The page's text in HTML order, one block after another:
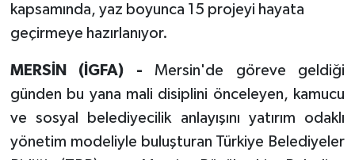
kapsamında, yaz boyunca 15 projeyi hayata
geçirmeye hazırlanıyor.
MERSİN (İGFA) - Mersin'de göreve geldiği
günden bu yana mali disiplini önceleyen, kamucu
ve sosyal belediyecilik anlayışını yatırım odaklı
yönetim modeliyle buluşturan Türkiye Belediyeler